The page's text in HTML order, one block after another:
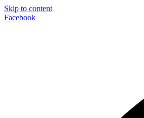
Skip to content
Facebook